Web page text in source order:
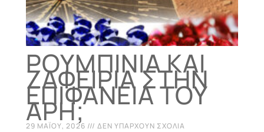
ΡΟΥΜΠΊΝΙΑ ΚΑΙ
ΖΑΦΕΊΡΙΑ ΣΤΗΝ
ΕΠΙΦΆΝΕΙΑ ΤΟΥ
ΆΡΗ;
29 ΜΑΪ́ΟΥ, 2026 ΔΕΝ ΥΠΆΡΧΟΥΝ ΣΧΌΛΙΑ